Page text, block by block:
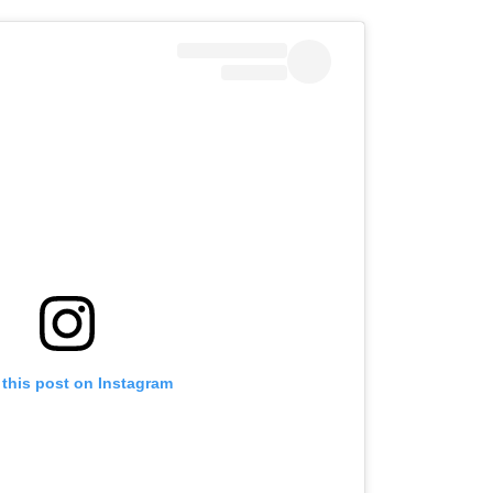
this post on Instagram